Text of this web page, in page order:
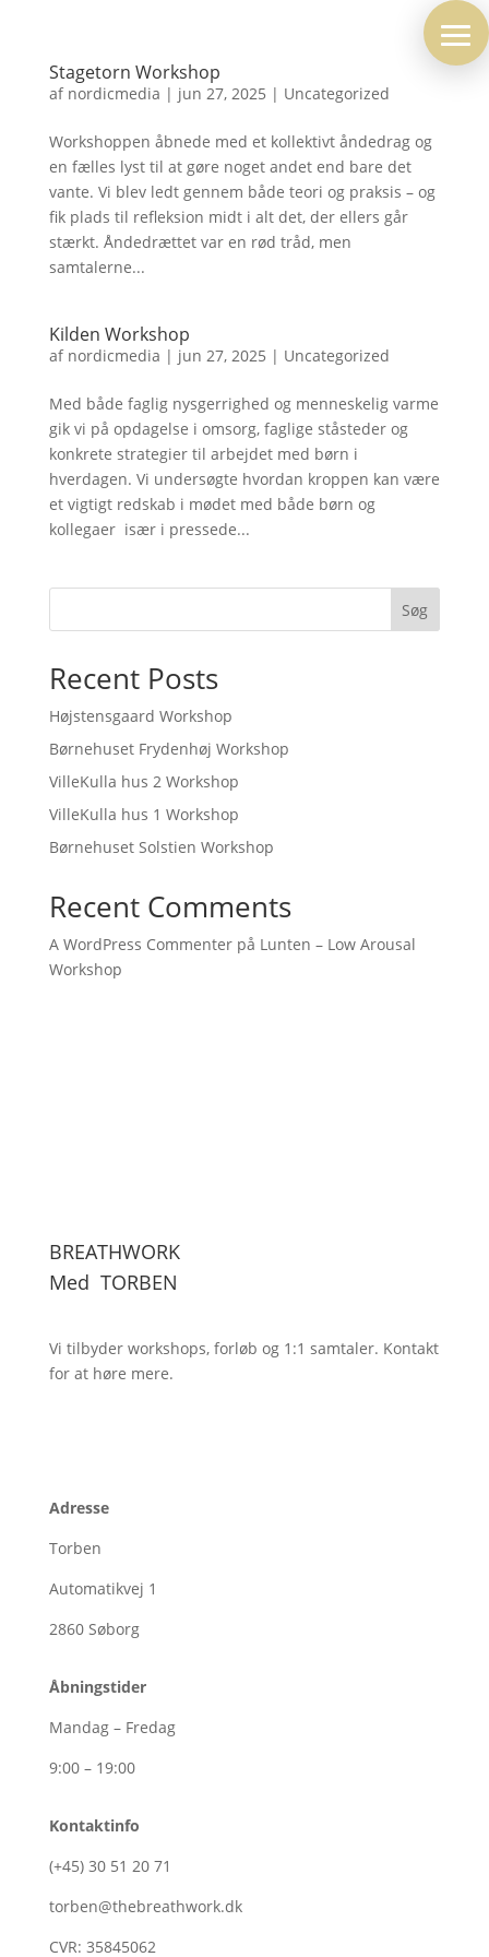
Stagetorn Workshop
af nordicmedia | jun 27, 2025 | Uncategorized
Workshoppen åbnede med et kollektivt åndedrag og
en fælles lyst til at gøre noget andet end bare det
vante. Vi blev ledt gennem både teori og praksis – og
fik plads til refleksion midt i alt det, der ellers går
stærkt. Åndedrættet var en rød tråd, men
samtalerne...
Kilden Workshop
af nordicmedia | jun 27, 2025 | Uncategorized
Med både faglig nysgerrighed og menneskelig varme
gik vi på opdagelse i omsorg, faglige ståsteder og
konkrete strategier til arbejdet med børn i
hverdagen. Vi undersøgte hvordan kroppen kan være
et vigtigt redskab i mødet med både børn og
kollegaer  især i pressede...
Søg
Recent Posts
Højstensgaard Workshop
Børnehuset Frydenhøj Workshop
VilleKulla hus 2 Workshop
VilleKulla hus 1 Workshop
Børnehuset Solstien Workshop
Recent Comments
A WordPress Commenterpå Lunten – Low Arousal
Workshop
BREATHWORK
Med TORBEN
Vi tilbyder workshops, forløb og 1:1 samtaler. Kontakt
for at høre mere.
Adresse
Torben
Automatikvej 1
2860 Søborg
Åbningstider
Mandag – Fredag
9:00 – 19:00
Kontaktinfo
(+45) 30 51 20 71
torben@thebreathwork.dk
CVR: 35845062